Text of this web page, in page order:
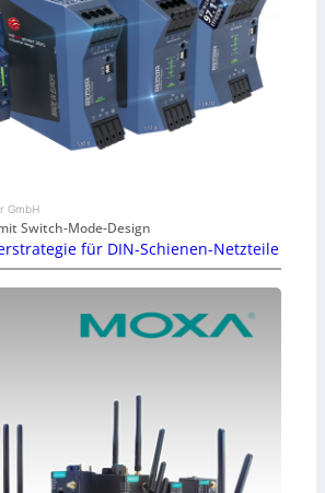
GmbH
Switch-Mode-Design
für DIN-Schienen-Netzteile